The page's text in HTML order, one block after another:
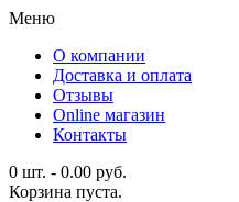
Меню
О компании
Доставка и оплата
Отзывы
Online магазин
Контакты
0 шт. - 0.00 руб.
Корзина пуста.